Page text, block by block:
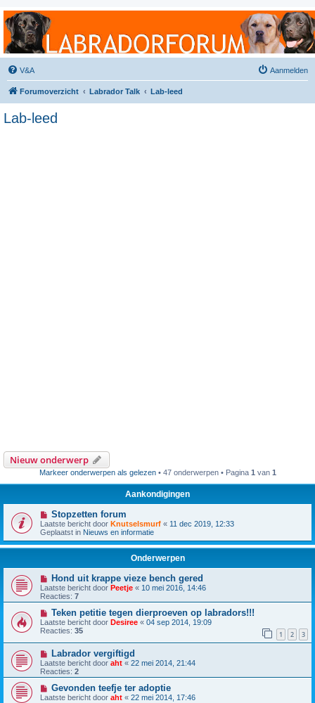
Labradorforum
Het gezelligste Labradorforum van Nederland en België!
V&A Aanmelden
Forumoverzicht Labrador Talk Lab-leed
Lab-leed
Nieuw onderwerp
Markeer onderwerpen als gelezen• 47 onderwerpen • Pagina 1 van 1
Aankondigingen
Stopzetten forum
Laatste bericht door Knutselsmurf « 11 dec 2019, 12:33
Geplaatst in Nieuws en informatie
Onderwerpen
Hond uit krappe vieze bench gered
Laatste bericht door Peetje « 10 mei 2016, 14:46
Reacties: 7
Teken petitie tegen dierproeven op labradors!!!
Laatste bericht door Desiree « 04 sep 2014, 19:09
Reacties: 35 1 2 3
Labrador vergiftigd
Laatste bericht door aht « 22 mei 2014, 21:44
Reacties: 2
Gevonden teefje ter adoptie
Laatste bericht door aht « 22 mei 2014, 17:46